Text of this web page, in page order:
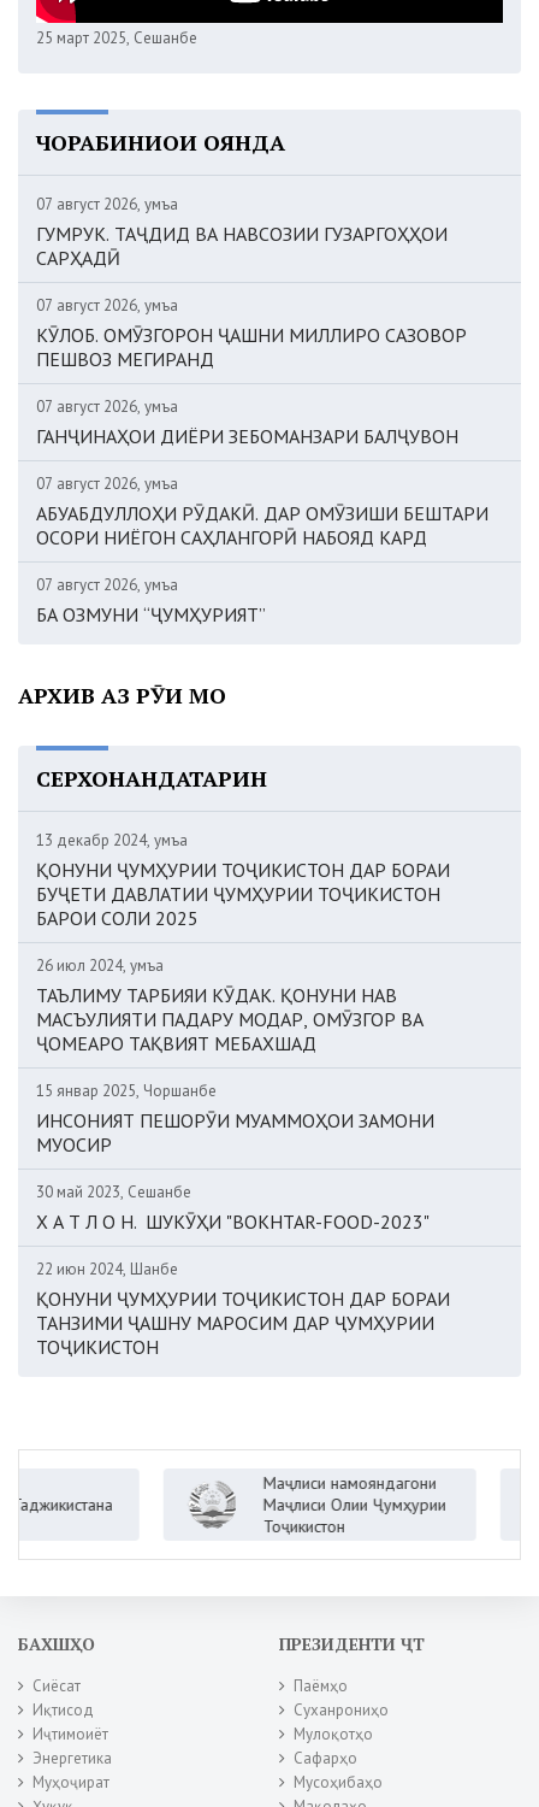
25 март 2025, Сешанбе
ЧОРАБИНИҲОИ ОЯНДА
07 август 2026, Ҷумъа
ГУМРУК. ТАҶДИД ВА НАВСОЗИИ ГУЗАРГОҲҲОИ
САРҲАДӢ
07 август 2026, Ҷумъа
КӮЛОБ. ОМӮЗГОРОН ҶАШНИ МИЛЛИРО САЗОВОР
ПЕШВОЗ МЕГИРАНД
07 август 2026, Ҷумъа
ГАНҶИНАҲОИ ДИЁРИ ЗЕБОМАНЗАРИ БАЛҶУВОН
07 август 2026, Ҷумъа
АБУАБДУЛЛОҲИ РӮДАКӢ. ДАР ОМӮЗИШИ БЕШТАРИ
ОСОРИ НИЁГОН САҲЛАНГОРӢ НАБОЯД КАРД
07 август 2026, Ҷумъа
БА ОЗМУНИ “ҶУМҲУРИЯТ”
АРХИВ АЗ РӮИ МОҲ
СЕРХОНАНДАТАРИН
13 декабр 2024, Ҷумъа
ҚОНУНИ ҶУМҲУРИИ ТОҶИКИСТОН ДАР БОРАИ
БУҶЕТИ ДАВЛАТИИ ҶУМҲУРИИ ТОҶИКИСТОН
БАРОИ СОЛИ 2025
26 июл 2024, Ҷумъа
ТАЪЛИМУ ТАРБИЯИ КӮДАК. ҚОНУНИ НАВ
МАСЪУЛИЯТИ ПАДАРУ МОДАР, ОМӮЗГОР ВА
ҶОМЕАРО ТАҚВИЯТ МЕБАХШАД
15 январ 2025, Чоршанбе
ИНСОНИЯТ ПЕШОРӮИ МУАММОҲОИ ЗАМОНИ
МУОСИР
30 май 2023, Сешанбе
Х А Т Л О Н. ШУКӮҲИ "BOKHTAR-FOOD-2023"
22 июн 2024, Шанбе
ҚОНУНИ ҶУМҲУРИИ ТОҶИКИСТОН ДАР БОРАИ
ТАНЗИМИ ҶАШНУ МАРОСИМ ДАР ҶУМҲУРИИ
ТОҶИКИСТОН
Маҷлиси намояндагони
Маҷлиси Олии Ҷумҳурии
Тоҷикистон
БАХШҲО
Сиёсат
Иқтисод
Иҷтимоиёт
Энергетика
Муҳоҷират
ПРЕЗИДЕНТИ ҶТ
Паёмҳо
Суханрониҳо
Мулоқотҳо
Сафарҳо
Мусоҳибаҳо